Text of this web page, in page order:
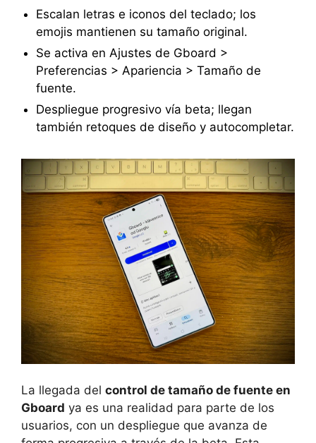
Escalan letras e iconos del teclado; los
emojis mantienen su tamaño original.
Se activa en Ajustes de Gboard >
Preferencias > Apariencia > Tamaño de
fuente.
Despliegue progresivo vía beta; llegan
también retoques de diseño y autocompletar.
La llegada del control de tamaño de fuente en
Gboard ya es una realidad para parte de los
usuarios, con un despliegue que avanza de